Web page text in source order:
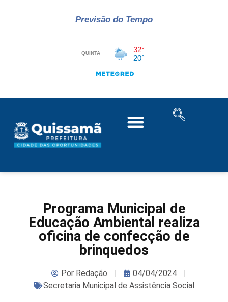
Previsão do Tempo
Programa Municipal de
Educação Ambiental realiza
oficina de confecção de
brinquedos
PorRedação
04/04/2024
Secretaria Municipal de Assistência Social